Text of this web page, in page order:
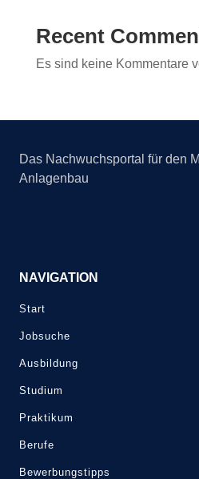
Recent
Es sind keine Kommentare
Das Nachwuchsportal für den
Anlagenbau
NAVIGATION
Start
Jobsuche
Ausbildung
Studium
Praktikum
Berufe
Bewerbungstipps